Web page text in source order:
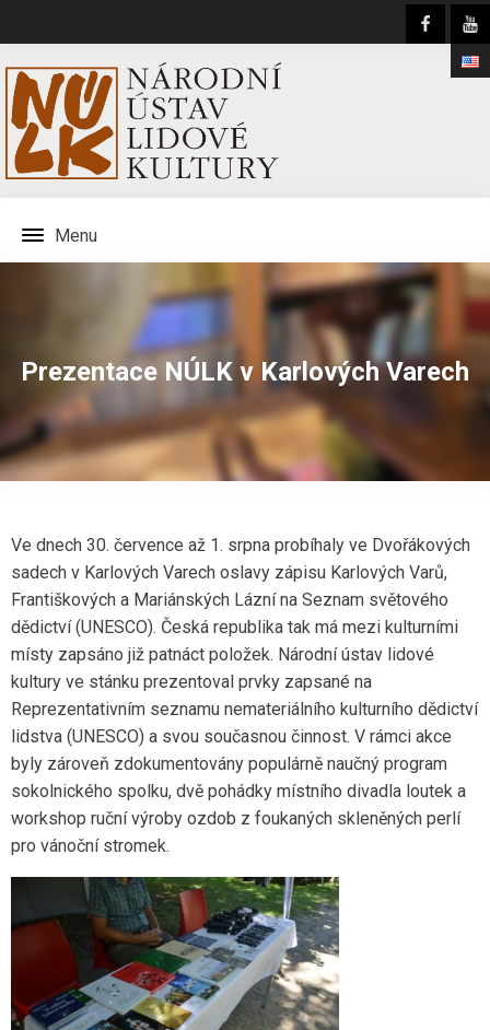
Menu
Prezentace NÚLK v Karlových Varech
Ve dnech 30. července až 1. srpna probíhaly ve Dvořákových
sadech v Karlových Varech oslavy zápisu Karlových Varů,
Františkových a Mariánských Lázní na Seznam světového
dědictví (UNESCO). Česká republika tak má mezi kulturními
místy zapsáno již patnáct položek. Národní ústav lidové
kultury ve stánku prezentoval prvky zapsané na
Reprezentativním seznamu nemateriálního kulturního dědictví
lidstva (UNESCO) a svou současnou činnost. V rámci akce
byly zároveň zdokumentovány populárně naučný program
sokolnického spolku, dvě pohádky místního divadla loutek a
workshop ruční výroby ozdob z foukaných skleněných perlí
pro vánoční stromek.